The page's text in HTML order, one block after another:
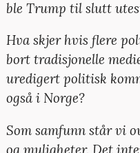
ble Trump til slutt
Hva skjer hvis flere
bort tradisjonelle
uredigert politisk
også i Norge?
Som samfunn står vi
og muligheter. Det